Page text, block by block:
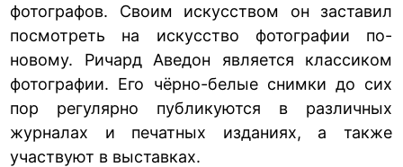
фотографов. Своим искусством он заставил
посмотреть на искусство фотографии по-
новому. Ричард Аведон является классиком
фотографии. Его чёрно-белые снимки до сих
пор регулярно публикуются в различных
журналах и печатных изданиях, а также
участвуют в выставках.